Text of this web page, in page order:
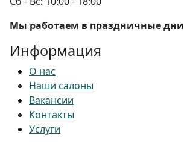
Мы работаем в праздничные дни
Информация
О нас
Наши салоны
Вакансии
Контакты
Услуги